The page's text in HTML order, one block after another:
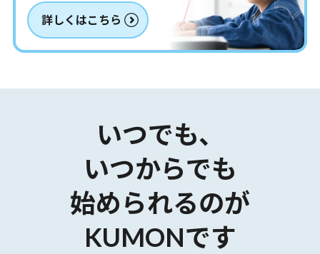
詳しくはこちら
いつでも、
いつからでも
始められるのが
KUMONです